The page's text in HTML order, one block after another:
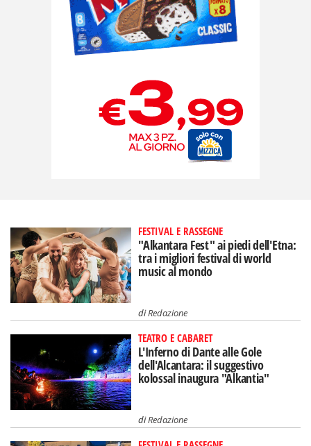
FESTIVAL E RASSEGNE
"Alkantara Fest" ai piedi dell'Etna:
tra i migliori festival di world
music al mondo
diRedazione
TEATRO E CABARET
L'Inferno di Dante alle Gole
dell'Alcantara: il suggestivo
kolossal inaugura "Alkantia"
diRedazione